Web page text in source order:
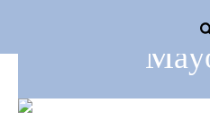
Escritos de